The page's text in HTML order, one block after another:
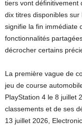
tiers vont définitivement
dix titres disponibles
signifie la fin immédiate
fonctionnalités
décrocher certains
La première vague de
jeu de course
PlayStation 4 le 8 juillet
classements et de ses
13 juillet 2026,